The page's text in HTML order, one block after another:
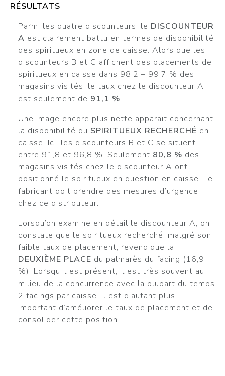
RÉSULTATS
Parmi les quatre discounteurs, le DISCOUNTEUR
A est clairement battu en termes de disponibilité
des spiritueux en zone de caisse. Alors que les
discounteurs B et C affichent des placements de
spiritueux en caisse dans 98,2 – 99,7 % des
magasins visités, le taux chez le discounteur A
est seulement de 91,1 %.
Une image encore plus nette apparait concernant
la disponibilité du SPIRITUEUX RECHERCHÉ en
caisse. Ici, les discounteurs B et C se situent
entre 91,8 et 96,8 %. Seulement 80,8 % des
magasins visités chez le discounteur A ont
positionné le spiritueux en question en caisse. Le
fabricant doit prendre des mesures d’urgence
chez ce distributeur.
Lorsqu’on examine en détail le discounteur A, on
constate que le spiritueux recherché, malgré son
faible taux de placement, revendique la
DEUXIÈME PLACE du palmarès du facing (16,9
%). Lorsqu’il est présent, il est très souvent au
milieu de la concurrence avec la plupart du temps
2 facings par caisse. Il est d’autant plus
important d’améliorer le taux de placement et de
consolider cette position.